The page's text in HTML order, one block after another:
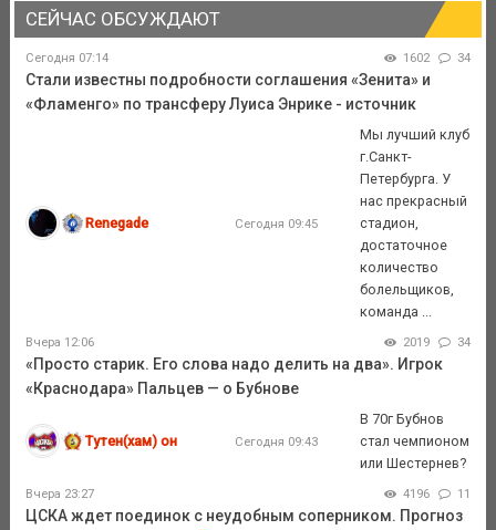
СЕЙЧАС ОБСУЖДАЮТ
Сегодня 07:14 1602 34
Стали известны подробности соглашения «Зенита» и
«Фламенго» по трансферу Луиса Энрике - источник
Renegade Сегодня 09:45
Мы лучший клуб
г.Санкт-
Петербурга. У
нас прекрасный
стадион,
достаточное
количество
болельщиков,
команда ...
Вчера 12:06 2019 34
«Просто старик. Его слова надо делить на два». Игрок
«Краснодара» Пальцев — о Бубнове
Тутен(хам) он Сегодня 09:43
В 70г Бубнов
стал чемпионом
или Шестернев?
Вчера 23:27 4196 11
ЦСКА ждет поединок с неудобным соперником. Прогноз